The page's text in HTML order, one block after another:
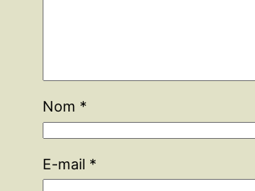
Nom *
E-mail *